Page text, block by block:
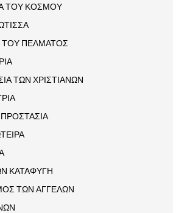
ΤΟΥ ΚΟΣΜΟΥ
ΤΟΥ ΠΕΛΜΑΤΟΣ
ΤΩΝ ΧΡΙΣΤΙΑΝΩΝ
ΚΑΤΑΦΥΓΗ
ΤΩΝ ΑΓΓΕΛΩΝ